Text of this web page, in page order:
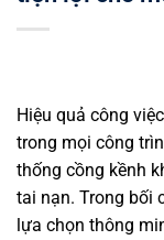
Hiệu quả công
trong mọi công
thống cồng kềnh
tai nạn. Trong bối
lựa chọn thông